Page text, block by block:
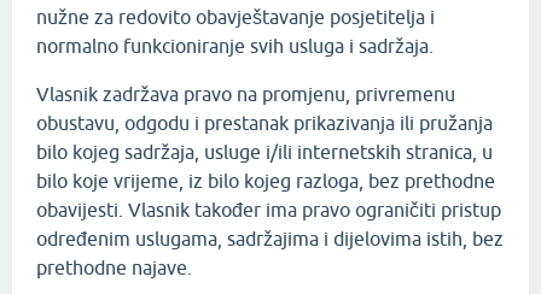
nužne za redovito obavještavanje posjetitelja i
normalno funkcioniranje svih usluga i sadržaja.
Vlasnik zadržava pravo na promjenu, privremenu
obustavu, odgodu i prestanak prikazivanja ili pružanja
bilo kojeg sadržaja, usluge i/ili internetskih stranica, u
bilo koje vrijeme, iz bilo kojeg razloga, bez prethodne
obavijesti. Vlasnik također ima pravo ograničiti pristup
određenim uslugama, sadržajima i dijelovima istih, bez
prethodne najave.